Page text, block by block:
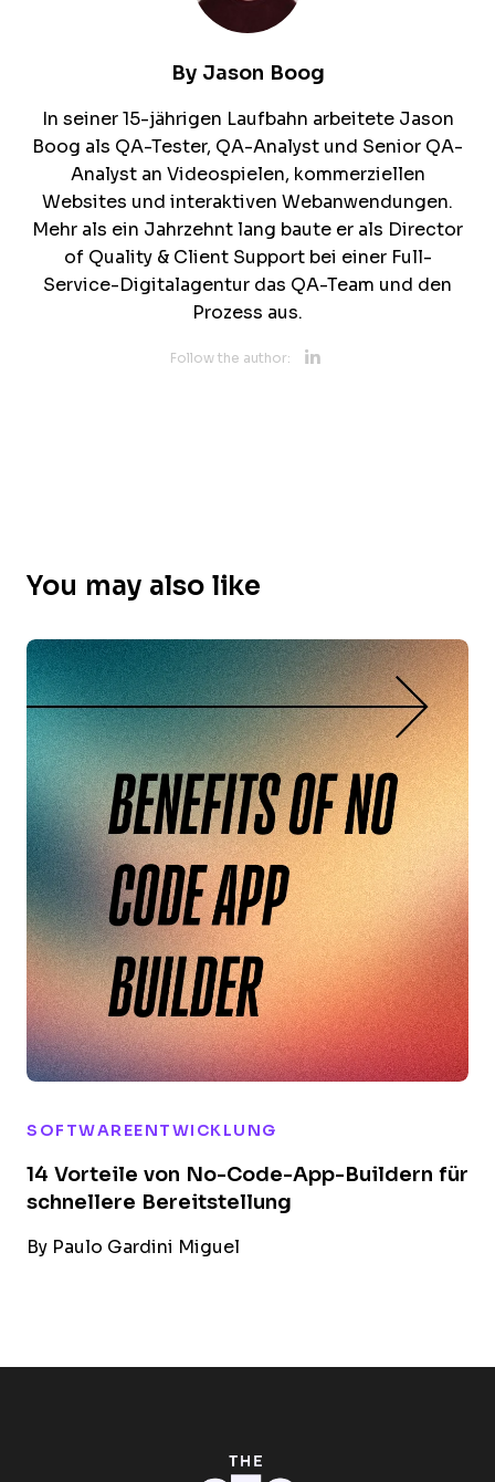
By Jason Boog
In seiner 15-jährigen Laufbahn arbeitete Jason
Boog als QA-Tester, QA-Analyst und Senior QA-
Analyst an Videospielen, kommerziellen
Websites und interaktiven Webanwendungen.
Mehr als ein Jahrzehnt lang baute er als Director
of Quality & Client Support bei einer Full-
Service-Digitalagentur das QA-Team und den
Prozess aus.
Follow the author:
You may also like
SOFTWAREENTWICKLUNG
14 Vorteile von No-Code-App-Buildern für
schnellere Bereitstellung
By Paulo Gardini Miguel